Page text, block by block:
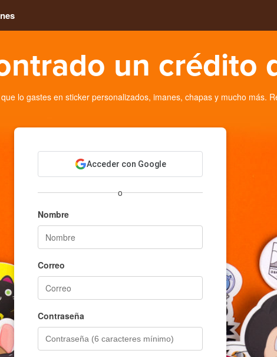
un crédito
lo gastes en sticker personalizados, imanes, chapas y mucho más.
Acceder con Google
o
Nombre
Correo
Contraseña